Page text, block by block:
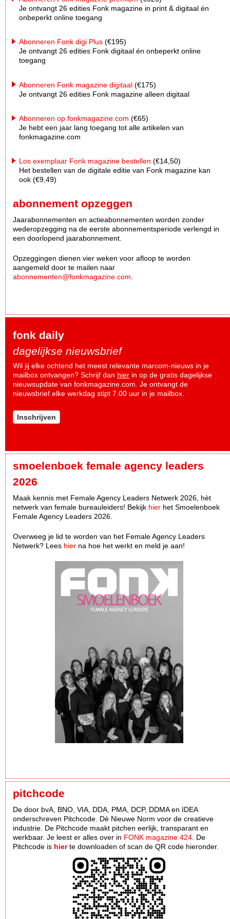
Je ontvangt 26 edities Fonk magazine in print & digitaal én
onbeperkt online toegang
Abonneren Fonk digi Plus (€195)
Je ontvangt 26 edities Fonk digitaal én onbeperkt online
toegang
Abonneren Fonk magazine digitaal (€175)
Je ontvangt 26 edities Fonk magazine alleen digitaal
Abonneren op fonkmagazine.com (€65)
Je hebt een jaar lang toegang tot alle artikelen van
fonkmagazine.com
Los exemplaar Fonk magazine bestellen (€14,50)
Het bestellen van de digitale editie van Fonk magazine kan
ook (€9,49)
abonnement opzeggen
Jaarabonnementen en actieabonnementen worden zonder
wederopzegging na de eerste abonnementsperiode verlengd in
een doorlopend jaarabonnement.
Opzeggingen dienen vier weken voor afloop te worden
aangemeld door te mailen naar
abonnementen@fonkmagazine.com
fonk daily
dagelijkse nieuwsbrief
Wil jij elke ochtend het meest relevante marcom-nieuws in je
mailbox ontvangen? Schrijf dan hier in op de gratis dagelijkse
nieuwsupdate van fonkmagazine.com. Je ontvangt de
nieuwsbrief elke werkdag stipt 7.00 uur in je mailbox.
Inschrijven
smoelenboek female agency leaders
2026
Maak kennis met Female Agency Leaders Netwerk 2026, hèt
netwerk van female bureauleiders! Bekijk hier het Smoelenboek
Female Agency Leaders 2026.
Overweeg je lid te worden van het Female Agency Leaders
Netwerk? Lees hier na hoe het werkt en meld je aan!
pitchcode
De door bvA, BNO, VIA, DDA, PMA, DCP, DDMA en IDEA
onderschreven Pitchcode. Dè Nieuwe Norm voor de creatieve
industrie. De Pitchcode maakt pitchen eerlijk, transparant en
werkbaar. Je leest er alles over in FONK magazine 424 . De
Pitchcode is hierte downloaden of scan de QR code hieronder.